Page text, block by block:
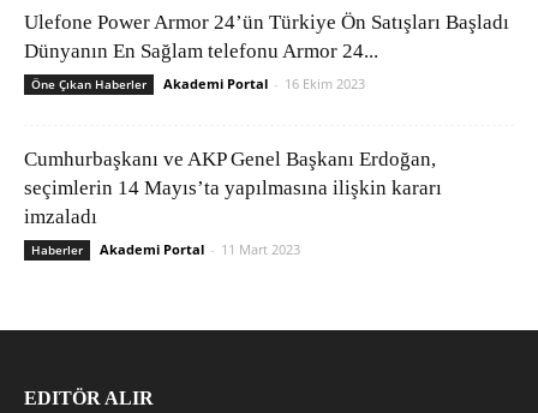
Ulefone Power Armor 24’ün Türkiye Ön Satışları Başladı
Dünyanın En Sağlam telefonu Armor 24...
Öne Çıkan Haberler Akademi Portal - 16 Ekim 2023
Cumhurbaşkanı ve AKP Genel Başkanı Erdoğan,
seçimlerin 14 Mayıs’ta yapılmasına ilişkin kararı
imzaladı
Haberler Akademi Portal - 11 Mart 2023
EDITÖR ALIR